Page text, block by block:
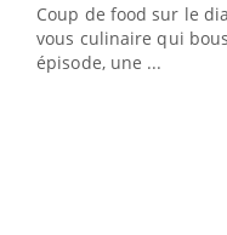
Coup de food sur le
vous culinaire qui
épisode, une ...
"Les rendez-vous de
travail" de Pourquoi
DRH et directeur ...